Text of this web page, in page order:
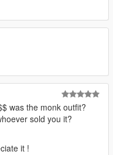
was the monk outfit?
sold you it?
it !